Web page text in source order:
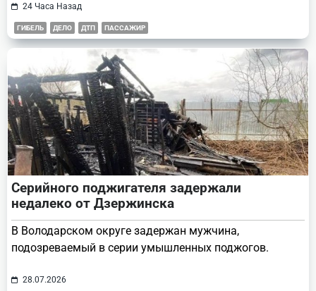
24 Часа Назад
ГИБЕЛЬ ДЕЛО ДТП ПАССАЖИР
Серийного поджигателя задержали
недалеко от Дзержинска
В Володарском округе задержан мужчина,
подозреваемый в серии умышленных поджогов.
28.07.2026